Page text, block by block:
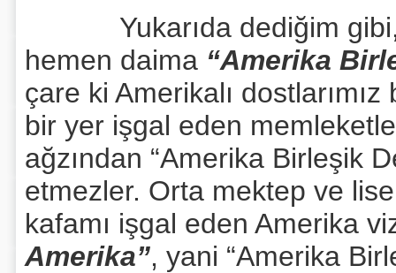
Yukarıda dediğim gibi,
hemen daima “Amerika
çare ki Amerikalı
bir yer işgal eden
ağzından “Amerika Birleşik
etmezler. Orta mektep ve
kafamı işgal eden Amerika
Amerika”, yani “Amerika